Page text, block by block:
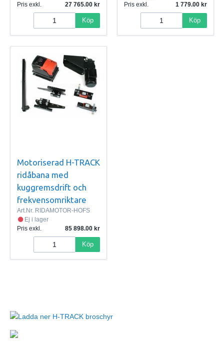
Pris exkl. 27 765.00
Köp
Pris exkl.
1 779.00
Köp
Motoriserad H-TRACK
ridåbana med
kuggremsdrift och
frekvensomriktare
Art.Nr. RIDAMOTOR-HOFS
Ej i lager
Pris exkl.
85 898.00
Köp